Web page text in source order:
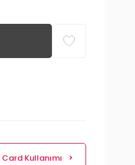
Kullanımı